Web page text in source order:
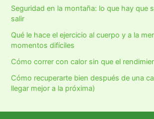
Seguridad en la montaña: lo que hay que
salir
Qué le hace el ejercicio al cuerpo y a la
momentos difíciles
Cómo correr con calor sin que el
Cómo recuperarte bien después de una
llegar mejor a la próxima)